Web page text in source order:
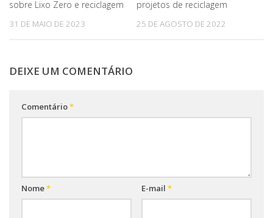
sobre Lixo Zero e reciclagem
31 DE MAIO DE 2023
projetos de reciclagem
25 DE AGOSTO DE 2022
DEIXE UM COMENTÁRIO
Comentário*
Nome* E-mail *